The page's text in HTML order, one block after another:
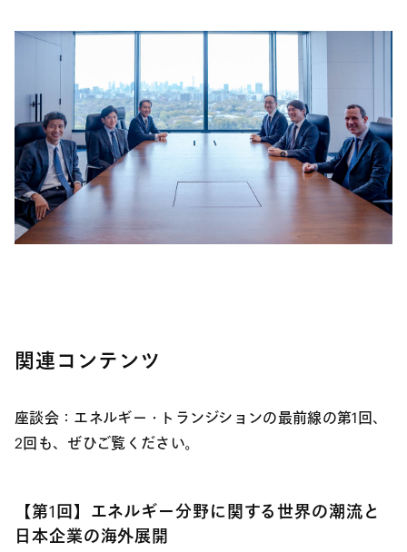
関連コンテンツ
座談会：エネルギー・トランジションの最前線の第1回、
2回も、ぜひご覧ください。
【第1回】エネルギー分野に関する世界の潮流と
日本企業の海外展開